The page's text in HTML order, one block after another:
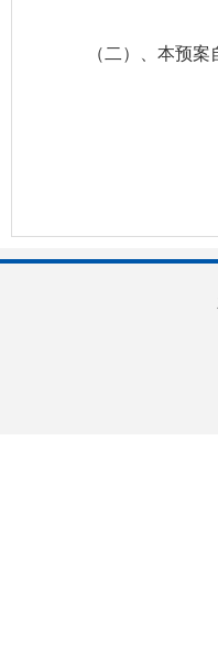
（二）、本预案